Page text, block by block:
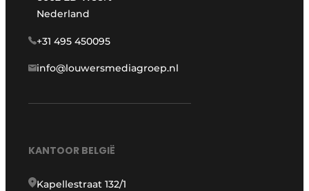
Nederland
+31 495 450095
info@louwersmediagroep.nl
KANTOOR BELGIË
Kapellestraat 132/1